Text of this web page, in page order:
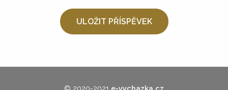
© 2020-2021 e-vychazka.cz